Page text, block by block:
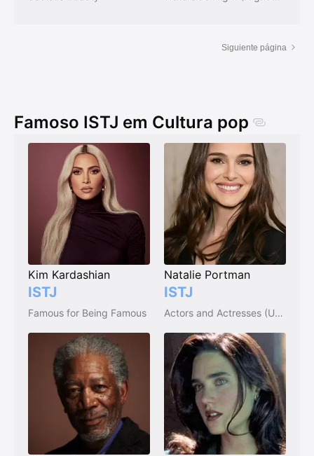
Siguiente página
Famoso ISTJ em Cultura pop
Kim Kardashian
ISTJ
Famous for Being Famous
Natalie Portman
ISTJ
Actors and Actresses (USA)